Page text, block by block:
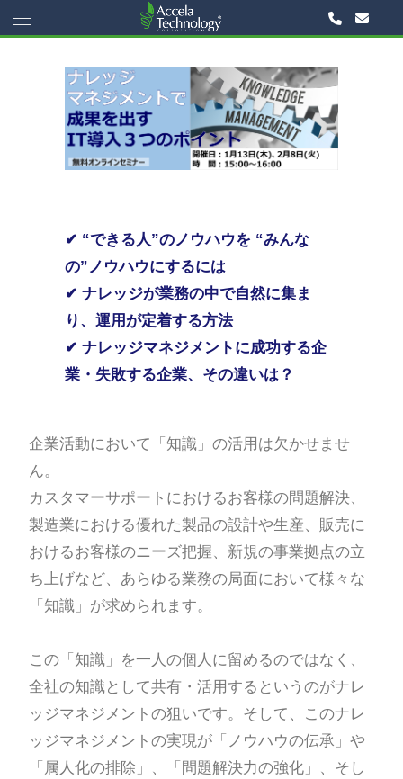
✔ “できる人”のノウハウを “みんな
の”ノウハウにするには
✔ ナレッジが業務の中で自然に集ま
り、運用が定着する方法
✔ ナレッジマネジメントに成功する企
業・失敗する企業、その違いは？
企業活動において「知識」の活用は欠かせませ
ん。
カスタマーサポートにおけるお客様の問題解決、
製造業における優れた製品の設計や生産、販売に
おけるお客様のニーズ把握、新規の事業拠点の立
ち上げなど、あらゆる業務の局面において様々な
「知識」が求められます。
この「知識」を一人の個人に留めるのではなく、
全社の知識として共有・活用するというのがナレ
ッジマネジメントの狙いです。そして、このナレ
ッジマネジメントの実現が「ノウハウの伝承」や
「属人化の排除」、「問題解決力の強化」、そし